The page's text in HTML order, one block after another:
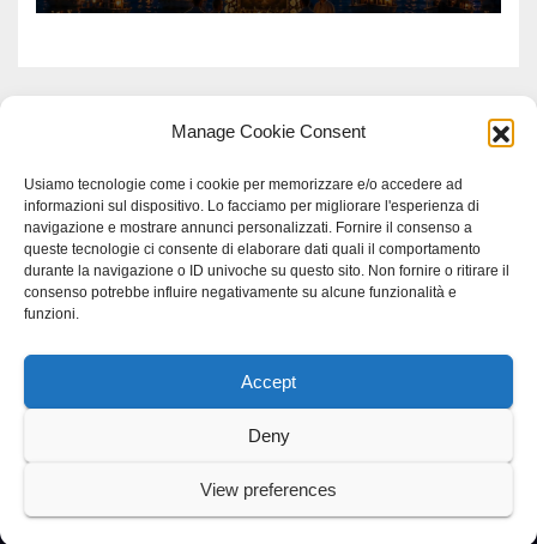
Manage Cookie Consent
Usiamo tecnologie come i cookie per memorizzare e/o accedere ad
informazioni sul dispositivo. Lo facciamo per migliorare l'esperienza di
navigazione e mostrare annunci personalizzati. Fornire il consenso a
queste tecnologie ci consente di elaborare dati quali il comportamento
durante la navigazione o ID univoche su questo sito. Non fornire o ritirare il
consenso potrebbe influire negativamente su alcune funzionalità e
funzioni.
Accept
Deny
View preferences
Proudly powered by WordPress|Tema: Newspaperex di
Scienzastudio specialistico bracciano